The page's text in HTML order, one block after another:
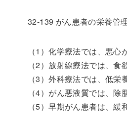
32-139 がん患者の栄養管
（1）化学療法では、悪心
（2）放射線療法では、食
（3）外科療法では、低栄
（4）がん悪液質では、除
（5）早期がん患者は、緩